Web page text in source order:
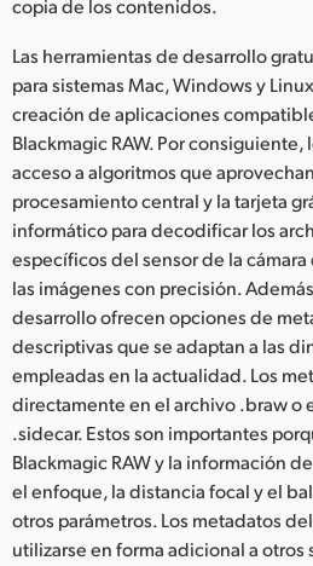
copia de los contenidos.
Las herramientas de desarrollo
para sistemas Mac, Windows y
creación de aplicaciones
Blackmagic RAW. Por
acceso a algoritmos que
procesamiento central y la tarjeta
informático para decodificar los
específicos del sensor de la
las imágenes con precisión.
desarrollo ofrecen opciones de
descriptivas que se adaptan a las
empleadas en la actualidad. Los
directamente en el archivo .braw o
.sidecar. Estos son importantes
Blackmagic RAW y la información
el enfoque, la distancia focal y el
otros parámetros. Los metadatos
utilizarse en forma adicional a otros